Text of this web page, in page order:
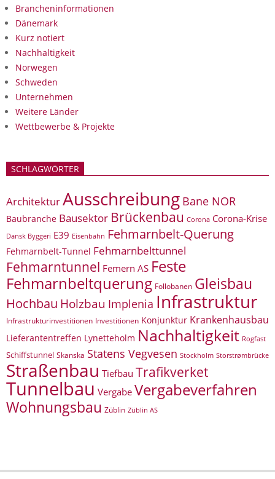
Brancheninformationen
Dänemark
Kurz notiert
Nachhaltigkeit
Norwegen
Schweden
Unternehmen
Weitere Länder
Wettbewerbe & Projekte
SCHLAGWÖRTER
ArchitekturAusschreibung Bane NOR
Baubranche Bausektor Brückenbau Corona Corona-Krise
Dansk Byggeri E39 Eisenbahn Fehmarnbelt-Querung
Fehmarnbelt-Tunnel Fehmarnbelttunnel
Fehmarntunnel Femern AS Feste
Fehmarnbeltquerung Follobanen Gleisbau
Hochbau Holzbau Implenia Infrastruktur
Infrastrukturinvestitionen Investitionen Konjunktur Krankenhausbau
Lieferantentreffen Lynetteholm Nachhaltigkeit Rogfast
Schiffstunnel Skanska Statens Vegvesen Stockholm Storstrømbrücke
Straßenbau Tiefbau Trafikverket
Tunnelbau Vergabe Vergabeverfahren
Wohnungsbau Züblin Züblin AS